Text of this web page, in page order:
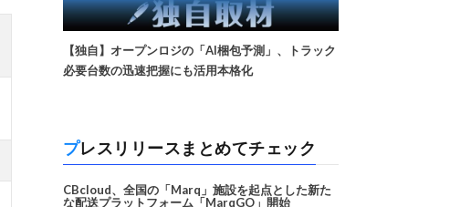
【独自】オープンロジの「AI梱包予測」、トラック
必要台数の迅速把握にも活用本格化
プレスリリースまとめてチェック
CBcloud、全国の「Marq」施設を起点とした新た
な配送プラットフォーム「MarqGO」開始